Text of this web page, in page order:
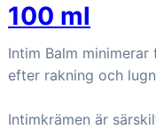
100 ml
Intim Balm
efter rakning och
Intimkrämen är